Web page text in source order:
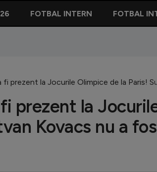
FOTBAL INTERN FOTBAL
prezent la Jocurile Olimpice de la Paris!
prezent la
Kovacs nu a